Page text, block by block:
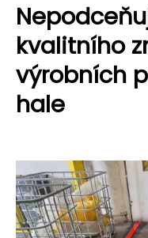
kvalitního
výrobních
hale